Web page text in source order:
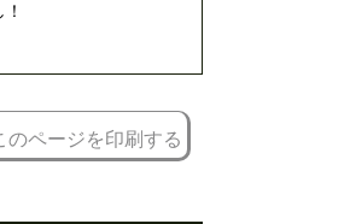
のページを印刷する